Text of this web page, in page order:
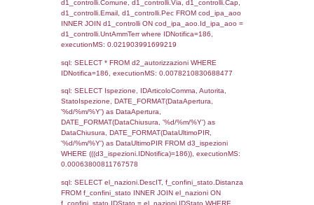
a1.CodiceUnivoco = n.CodiceUnivoco LEFT
el_comuni AS el_com ON a1.ComuneStab =
el_com.IstComune LEFT JOIN el_province
a1.ProvinciaStab = el_prov.IstProvincia
n.IDNotifica = 186;, executionMS:
sql: SELECT a1_stabilimento.*,
ComuneST, el_province.citta as
el_regioni.Regione as RegioneST,
as ComuneSL, el_province_1.citta as
el_regioni_1.Regione as RegioneSL FROM
(((((a1_stabilimento LEFT JOIN el_comuni
a1_stabilimento.ComuneStab =